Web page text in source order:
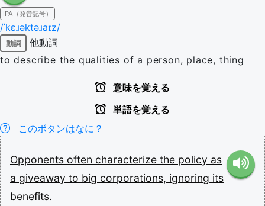
IPA（発音記号）
/ˈkɛɹəktəɹaɪz/
動詞
他動詞
to describe the qualities of a person, place, thing
意味を覚える
単語を覚える
このボタンはなに？
Opponents often characterize the policy as
a giveaway to big corporations, ignoring its
benefits.